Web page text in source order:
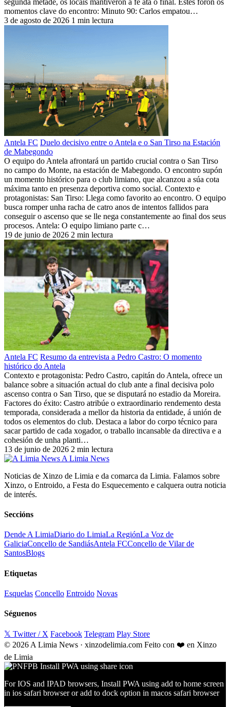
momentos clave do encontro: Minuto 90: Carlos empatou…
3 de agosto de 2026 1 min lectura
Antela FC Duelo decisivo entre o Antela e o San Tirso na Estación
de Mabegondo
O equipo do Antela afrontará un partido crucial contra o San Tirso
no campo do Monte, na estación de Mabegondo. O encontro supón
un momento histórico para o club limiano, que alcanzou a súa cota
máxima tanto en presenza deportiva como social. Contexto e
protagonistas: San Tirso: Llega como favorito ao encontro. O equipo
busca romper unha racha de catro anos de intentos fallidos para
conseguir o ascenso que se lle nega constantemente ao final dos seus
procesos. Antela: O equipo limiano parte c…
19 de junio de 2026 2 min lectura
Antela FC Resumo da entrevista a Pedro Castro: O momento
histórico do Antela
Contexto e protagonista: Pedro Castro, capitán do Antela, ofrece un
balance sobre a situación actual do club ante a final decisiva polo
ascenso contra o San Tirso, que se disputará no estadio da Moreira.
Factores do éxito: Castro atribúe o extraordinario rendemento desta
temporada, considerada a mellor da historia da entidade, á unión de
todos os elementos do club. Destaca a labor do corpo técnico para
sacar partido de cada xogador, o traballo incansable da directiva e a
cohesión de unha planti…
13 de junio de 2026 2 min lectura
A Limia News
Noticias de Xinzo de Limia e da comarca da Limia. Falamos sobre
Xinzo, o Entroido, a Festa do Esquecemento e calquera outra noticia
de interés.
Seccións
Dende A LimiaDiario do LimiaLa RegiónLa Voz de
GaliciaConcello de SandiásAntela FCConcello de Vilar de
SantosBlogs
Etiquetas
Esquelas Concello Entroido Novas
Séguenos
𝕏 Twitter / X Facebook Telegram Play Store
© 2026 A Limia News · xinzodelimia.com Feito con ❤️ en Xinzo
de Limia
For IOS and IPAD browsers, Install PWA using add to home screen
in ios safari browser or add to dock option in macos safari browser